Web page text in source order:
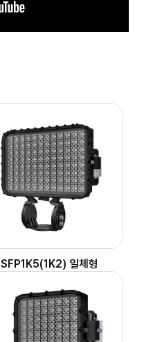
SFP1K5(1K2) 일체형